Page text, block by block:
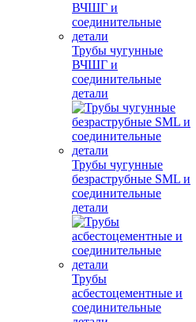
Трубы чугунные
ВЧШГ и
соединительные
детали
Трубы чугунные
безраструбные SML и
соединительные
детали
Трубы
асбестоцементные и
соединительные